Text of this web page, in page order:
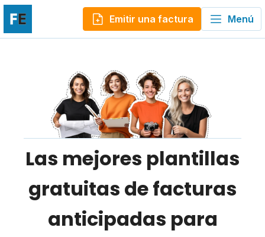
Emitir una factura Menú
Las mejores plantillas
gratuitas de facturas
anticipadas para